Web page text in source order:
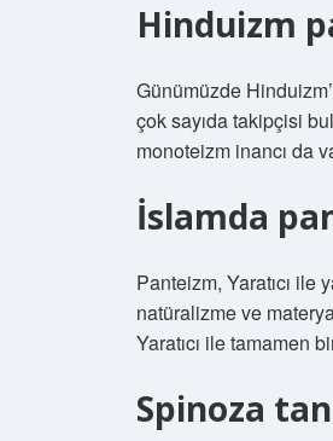
Hinduizm
Günümüzde
çok sayıda takipçisi
monoteizm inancı da
İslamda
Panteizm, Yaratıcı ile
natüralizme ve
Yaratıcı ile tamamen
Spinoza